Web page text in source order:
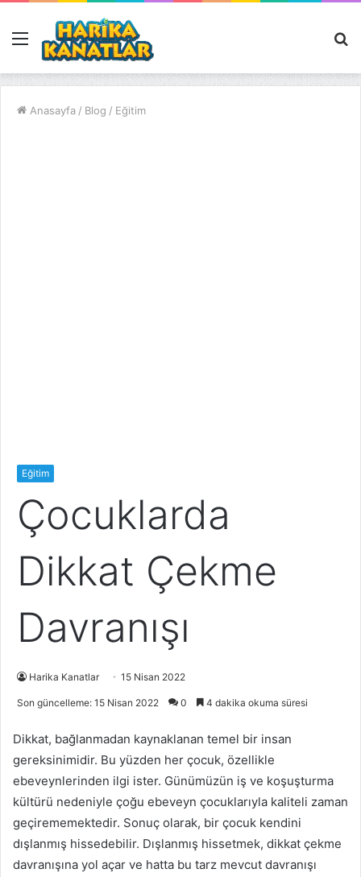
Menü
...
Anasayfa / Blog / Eğitim
Eğitim
Çocuklarda
Dikkat Çekme
Davranışı
Harika Kanatlar 15 Nisan 2022
Son güncelleme: 15 Nisan 2022 0 4 dakika okuma süresi
Dikkat, bağlanmadan kaynaklanan temel bir insan
gereksinimidir. Bu yüzden her çocuk, özellikle
ebeveynlerinden ilgi ister. Günümüzün iş ve koşuşturma
kültürü nedeniyle çoğu ebeveyn çocuklarıyla kaliteli zaman
geçirememektedir. Sonuç olarak, bir çocuk kendini
dışlanmış hissedebilir. Dışlanmış hissetmek, dikkat çekme
davranışına yol açar ve hatta bu tarz mevcut davranışı